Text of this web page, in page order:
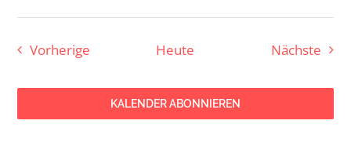
Vorherige Veranstaltungen
Heute Nächste
KALENDER ABONNIEREN